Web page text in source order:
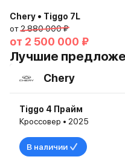
Chery • Tiggo 7L
от2 880 000 ₽
от 2 500 000 ₽
Лучшие
Chery
Tiggo 4 Прайм
Кроссовер • 2025
В наличии